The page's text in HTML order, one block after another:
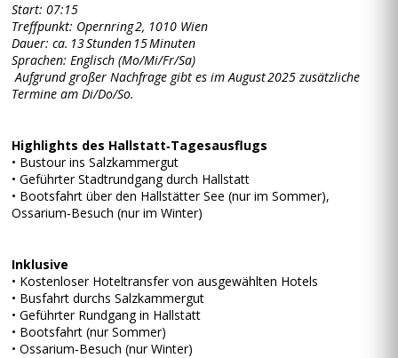
Start: 07:15
Treffpunkt: Opernring 2, 1010 Wien
Dauer: ca. 13 Stunden 15 Minuten
Sprachen: Englisch (Mo/Mi/Fr/Sa)
Aufgrund großer Nachfrage gibt es im August 2025 zusätzliche
Termine am Di/Do/So.
Highlights des Hallstatt‑Tagesausflugs
• Bustour ins Salzkammergut
• Geführter Stadtrundgang durch Hallstatt
• Bootsfahrt über den Hallstätter See (nur im Sommer),
Ossarium‑Besuch (nur im Winter)
Inklusive
• Kostenloser Hoteltransfer von ausgewählten Hotels
• Busfahrt durchs Salzkammergut
• Geführter Rundgang in Hallstatt
• Bootsfahrt (nur Sommer)
• Ossarium‑Besuch (nur Winter)